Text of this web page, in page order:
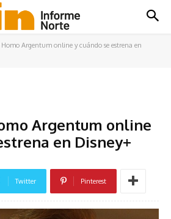
Argentum online y cuándo se estrena en
Argentum online
en Disney+
Twitter Pinterest